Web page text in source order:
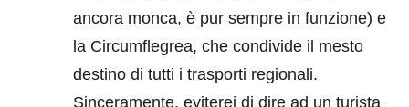
ancora monca, è pur sempre in funzione) e
la Circumflegrea, che condivide il mesto
destino di tutti i trasporti regionali.
Sinceramente, eviterei di dire ad un turista